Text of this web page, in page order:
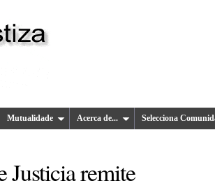
Mutualidade Acerca de... Selecciona
remite